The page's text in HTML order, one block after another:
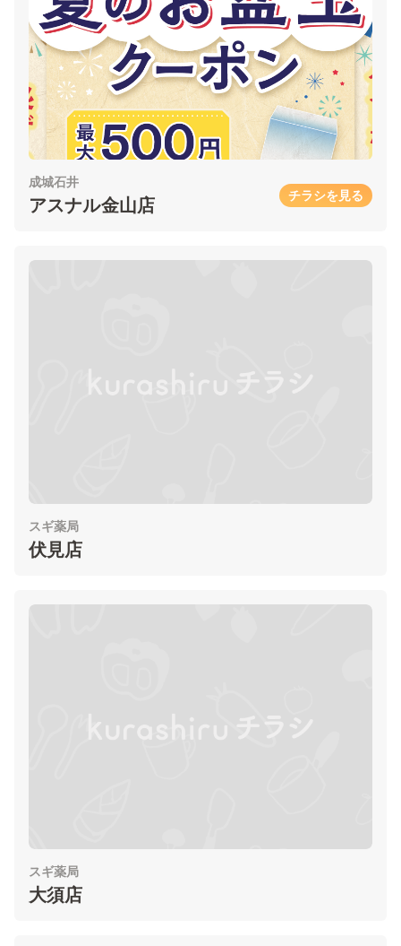
成城石井
アスナル金山店 チラシを見る
スギ薬局
伏見店
スギ薬局
大須店